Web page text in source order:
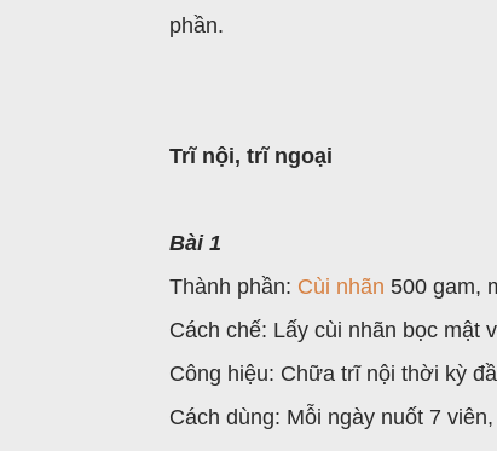
phần.
Trĩ nội, trĩ ngoại
Bài 1
Thành phần: Cùi nhãn 500 gam,
Cách chế: Lấy cùi nhãn bọc mật
Công hiệu: Chữa trĩ nội thời kỳ
Cách dùng: Mỗi ngày nuốt 7